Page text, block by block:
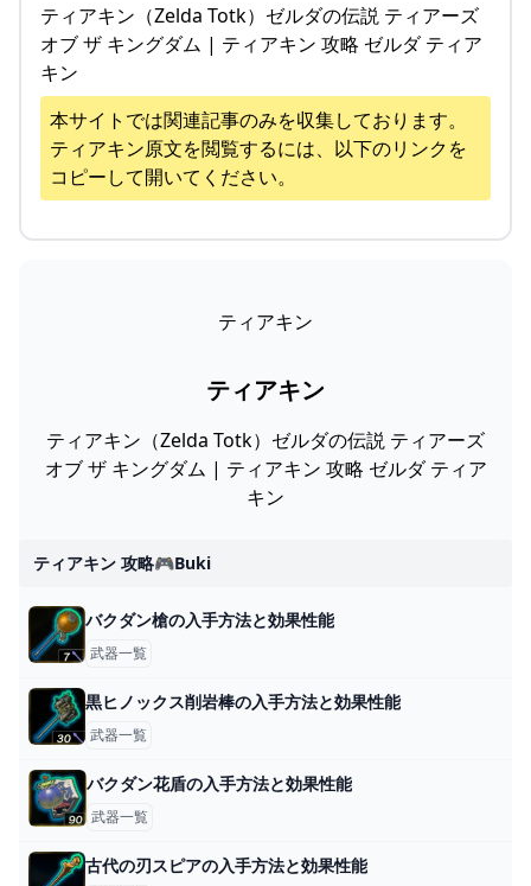
ティアキン（Zelda Totk）ゼルダの伝説 ティアーズ
オブ ザ キングダム | ティアキン 攻略 ゼルダ ティア
キン
本サイトでは関連記事のみを収集しております。
ティアキン原文を閲覧するには、以下のリンクを
コピーして開いてください。
ティアキン
ティアキン
ティアキン（Zelda Totk）ゼルダの伝説 ティアーズ
オブ ザ キングダム | ティアキン 攻略 ゼルダ ティア
キン
ティアキン 攻略🎮buki
バクダン槍の入手方法と効果性能
武器一覧
黒ヒノックス削岩棒の入手方法と効果性能
武器一覧
バクダン花盾の入手方法と効果性能
武器一覧
古代の刃スピアの入手方法と効果性能